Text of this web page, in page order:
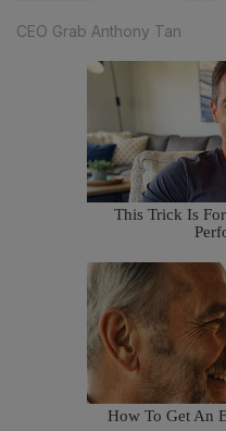
CEO Grab Anthony Tan